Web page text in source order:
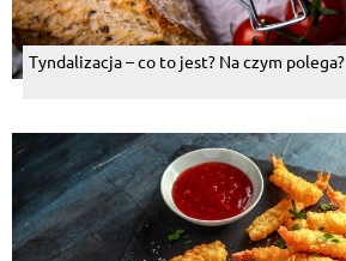
Tyndalizacja – co to jest? Na czym polega?